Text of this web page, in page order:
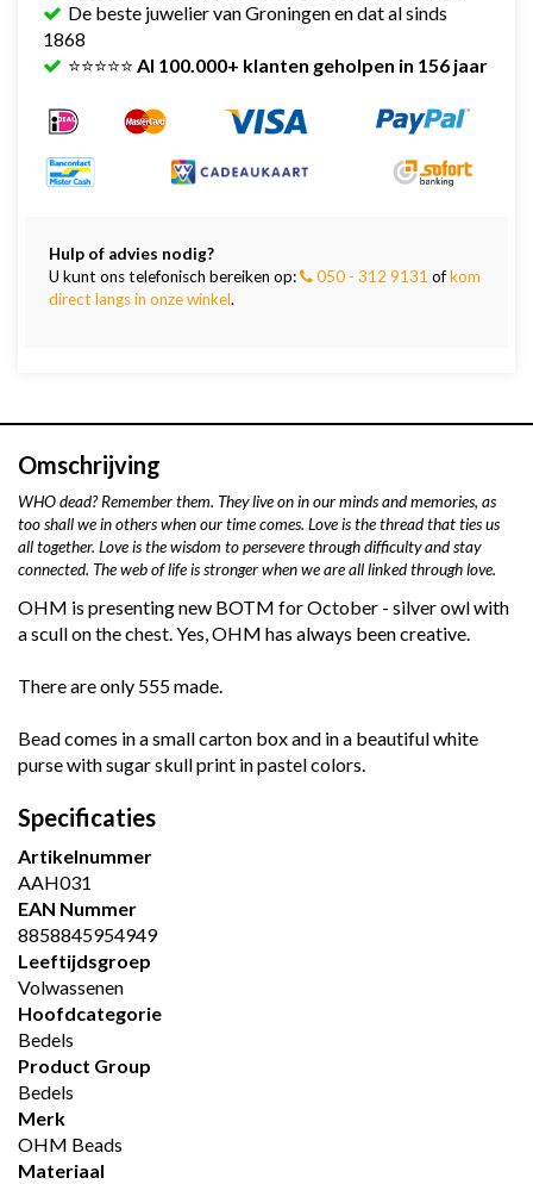
De beste juwelier van Groningen en dat al sinds
1868
⭐⭐⭐⭐⭐ Al 100.000+ klanten geholpen in 156 jaar
Hulp of advies nodig?
U kunt ons telefonisch bereiken op:
050 - 312 9131 ofkom
direct langs in onze winkel.
Omschrijving
WHO dead? Remember them. They live on in our minds and memories, as
too shall we in others when our time comes. Love is the thread that ties us
all together. Love is the wisdom to persevere through difficulty and stay
connected. The web of life is stronger when we are all linked through love.
OHM is presenting new BOTM for October - silver owl with
a scull on the chest. Yes, OHM has always been creative.
There are only 555 made.
Bead comes in a small carton box and in a beautiful white
purse with sugar skull print in pastel colors.
Specificaties
Artikelnummer
AAH031
EAN Nummer
8858845954949
Leeftijdsgroep
Volwassenen
Hoofdcategorie
Bedels
Product Group
Bedels
Merk
OHM Beads
Materiaal